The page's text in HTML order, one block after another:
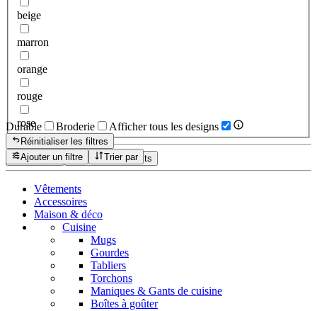
beige
marron
orange
rouge
rose
Réinitialiser Afficher les produits
Durable Broderie Afficher tous les designs
Réinitialiser les filtres
Ajouter un filtre
Trier par
Vêtements
Accessoires
Maison & déco
Cuisine
Mugs
Gourdes
Tabliers
Torchons
Maniques & Gants de cuisine
Boîtes à goûter